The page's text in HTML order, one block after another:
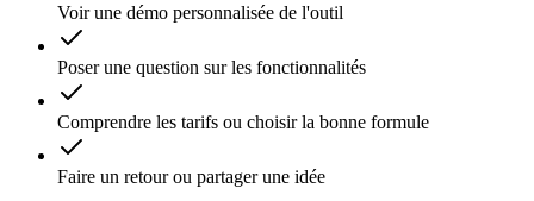
Voir une démo personnalisée de l'outil
Poser une question sur les fonctionnalités
Comprendre les tarifs ou choisir la bonne formule
Faire un retour ou partager une idée